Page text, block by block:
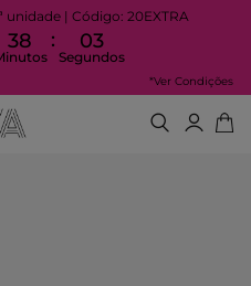
unidade | Código: 20EXTRA
38 : 02
Segundos
*Ver Condições